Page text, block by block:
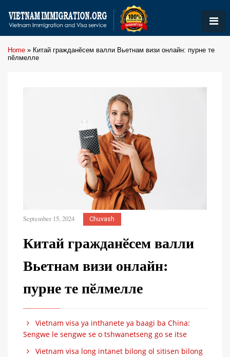
Home » Китай гражданӗсем валли Вьетнам визи онлайн: пурне те
пӗлмелле
September 15, 2024 Chuvash
Китай гражданӗсем валли
Вьетнам визи онлайн:
пурне те пӗлмелле
Vietnam visa ya inthanete ya baagi ba China:
Sengwe le sengwe se o tshwanetseng go se itse
Vietnam visa long intanet bilong ol sitisen bilong